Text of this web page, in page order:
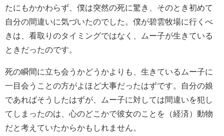
たにもかかわらず、僕は突然の死に驚き、そのとき初めて
自分の間違いに気づいたのでした。僕が碧雲牧場に行くべ
きは、看取りのタイミングではなく、ムー子が生きている
ときだったのです。
死の瞬間に立ち会うかどうかよりも、生きているムー子に
一目会うことの方がよほど大事だったはずです。自分の娘
であればそうしたはずが、ムー子に対しては間違いを犯し
てしまったのは、心のどこかで彼女のことを（経済）動物
だと考えていたからかもしれません。